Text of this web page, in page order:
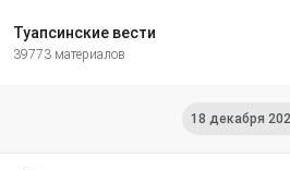
Туапсинские вести
39773 материалов
18 декабря